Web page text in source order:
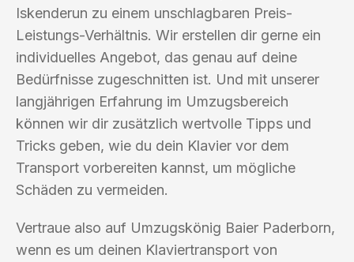
Iskenderun zu einem unschlagbaren Preis-
Leistungs-Verhältnis. Wir erstellen dir gerne ein
individuelles Angebot, das genau auf deine
Bedürfnisse zugeschnitten ist. Und mit unserer
langjährigen Erfahrung im Umzugsbereich
können wir dir zusätzlich wertvolle Tipps und
Tricks geben, wie du dein Klavier vor dem
Transport vorbereiten kannst, um mögliche
Schäden zu vermeiden.
Vertraue also auf Umzugskönig Baier Paderborn,
wenn es um deinen Klaviertransport von